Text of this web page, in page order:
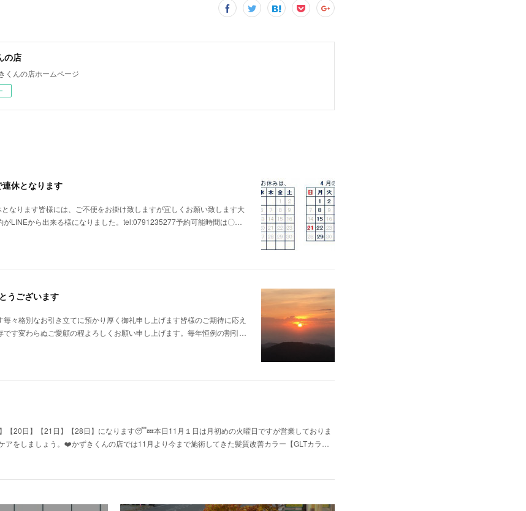
の店
くんの店ホームページ
休となります
なります皆様には、ご不便をお掛け致しますが宜しくお願い致します大
がLINEから出来る様になりました。tel:0791235277予約可能時間は〇…
うございます
々格別なお引き立てに預かり厚く御礼申し上げます皆様のご期待に応え
です変わらぬご愛顧の程よろしくお願い申し上げます。毎年恒例の割引…
【20日】【21日】【28日】になります😴💤本日11月１日は月初めの火曜日ですが営業しておりま
をしましょう。❤️かずきくんの店では11月より今まで施術してきた髪質改善カラー【GLTカラ…